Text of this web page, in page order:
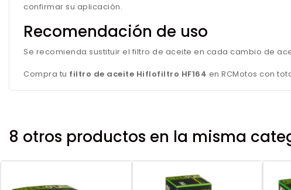
confirmar su aplicación.
Recomendación de uso
Se recomienda sustituir el filtro de aceite en cada cambio de
Compra tu filtro de aceite Hiflofiltro HF164 en RCMotos con
8 otros productos en la misma